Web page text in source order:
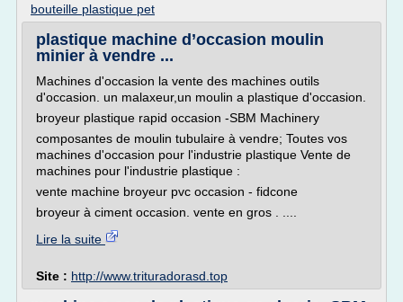
bouteille plastique pet
plastique machine d’occasion moulin
minier à vendre ...
Machines d'occasion la vente des machines outils
d'occasion. un malaxeur,un moulin a plastique d'occasion.
broyeur plastique rapid occasion -SBM Machinery
composantes de moulin tubulaire à vendre; Toutes vos
machines d'occasion pour l'industrie plastique Vente de
machines pour l'industrie plastique :
vente machine broyeur pvc occasion - fidcone
broyeur à ciment occasion. vente en gros . ....
Lire la suite
Site : http://www.trituradorasd.top